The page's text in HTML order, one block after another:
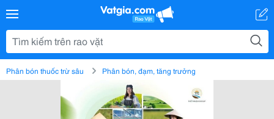
Phân bón thuốc trừ sâu Phân bón, đạm, tăng trưởng